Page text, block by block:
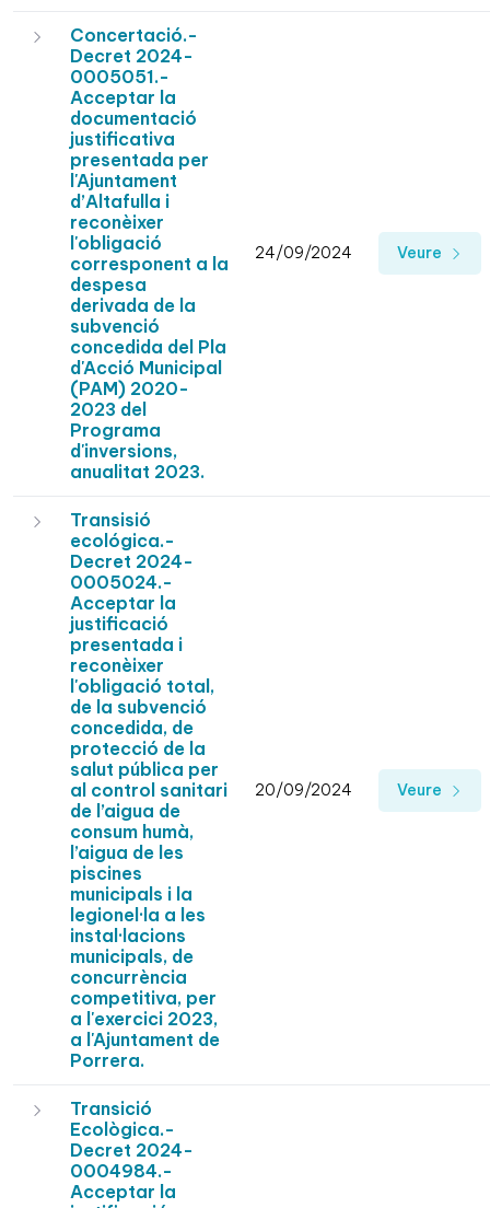
Concertació.-
Decret 2024-
0005051.-
Acceptar la
documentació
justificativa
presentada per
l'Ajuntament
d’Altafulla i
reconèixer
l'obligació
corresponent a la
despesa
derivada de la
subvenció
concedida del Pla
d'Acció Municipal
(PAM) 2020-
2023 del
Programa
d'inversions,
anualitat 2023.
24/09/2024 Veure
Transisió
ecológica.-
Decret 2024-
0005024.-
Acceptar la
justificació
presentada i
reconèixer
l'obligació total,
de la subvenció
concedida, de
protecció de la
salut pública per
al control sanitari
de l’aigua de
consum humà,
l’aigua de les
piscines
municipals i la
legionel·la a les
instal·lacions
municipals, de
concurrència
competitiva, per
a l'exercici 2023,
a l'Ajuntament de
Porrera.
20/09/2024 Veure
Transició
Ecològica.-
Decret 2024-
0004984.-
Acceptar la